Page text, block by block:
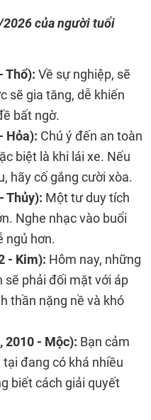
của người tuổi
Thổ): Về sự nghiệp, sẽ
sẽ gia tăng, dễ khiến
bất ngờ.
Hỏa): Chú ý đến an toàn
biệt là khi lái xe. Nếu
hãy cố gắng cười xòa.
Thủy): Một tư duy tích
Nghe nhạc vào buổi
ngủ hơn.
- Kim): Hôm nay, những
sẽ phải đối mặt với áp
thần nặng nề và khó
2010 - Mộc): Bạn cảm
đang có khá nhiều
biết cách giải quyết